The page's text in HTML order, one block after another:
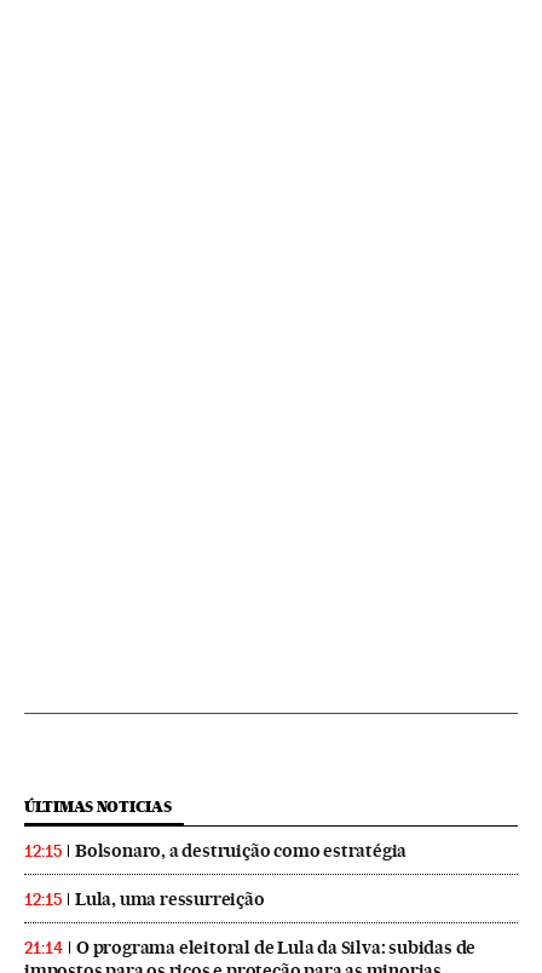
ÚLTIMAS NOTICIAS
12:15 Bolsonaro, a destruição como estratégia
12:15 Lula, uma ressurreição
21:14
O programa eleitoral de Lula da Silva: subidas de